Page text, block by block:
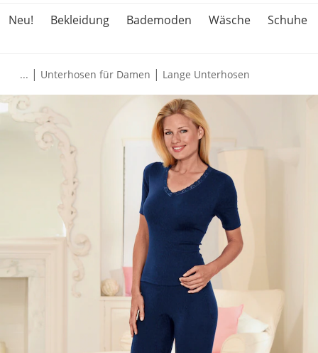
Neu!
Bekleidung Bademoden Wäsche Schuhe
... | Unterhosen für Damen | Lange Unterhosen